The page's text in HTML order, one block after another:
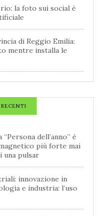
la foto sui social è
di Reggio Emilia:
mentre installa le
dell’anno” è
più forte mai
una pulsar
innovazione in
e industria: l’uso